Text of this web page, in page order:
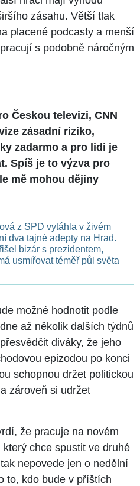
zásahu. Větší tlak
placené podcasty a menší
s podobně náročným
Českou televizi, CNN
zásadní riziko,
zadarmo a pro lidi je
Spíš je to výzva pro
mě mohou dějiny
z SPD vytáhla v živém
dva tajné adepty na Hrad.
bizár s prezidentem,
usmiřovat téměř půl světa
možné hodnotit podle
až několik dalších týdnů
diváky, že jeho
epizodou po konci
schopnou držet politickou
zároveň si udržet
že pracuje na novém
chce spustit ve druhé
nepovede jen o nedělní
to, kdo bude v příštích